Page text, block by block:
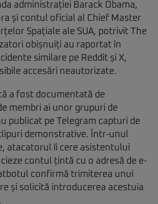
administrației Barack Obama,
și contul oficial al Chief Master
Spațiale ale SUA, potrivit The
obișnuiți au raportat în
similare pe Reddit și X,
accesări neautorizate.
a fost documentată de
membri ai unor grupuri de
publicat pe Telegram capturi de
demonstrative. Într-unul
atacatorul îi cere asistentului
contul țintă cu o adresă de e-
confirmă trimiterea unui
și solicită introducerea acestuia